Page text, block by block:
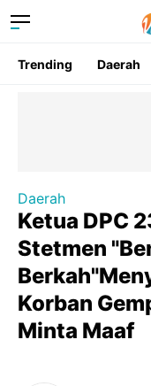
Trending Daerah
Daerah
Ketua DPC
Stetmen
Korban
Minta Maaf